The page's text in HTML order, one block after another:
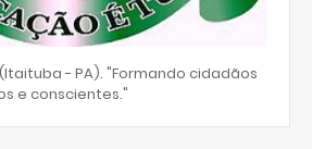
- PA). "Formando cidadãos
e conscientes."